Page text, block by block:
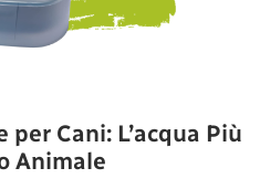
Cani: L’acqua Più
Animale